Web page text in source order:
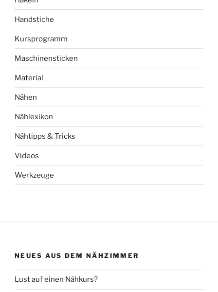
Handstiche
Kursprogramm
Maschinensticken
Material
Nähen
Nählexikon
Nähtipps & Tricks
Videos
Werkzeuge
NEUES AUS DEM NÄHZIMMER
Lust auf einen Nähkurs?